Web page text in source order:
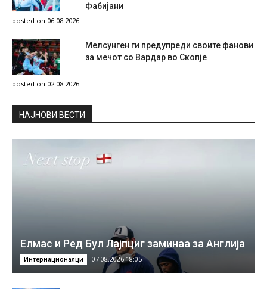
Фабијани
posted on 06.08.2026
Мелсунген ги предупреди своите фанови
за мечот со Вардар во Скопје
posted on 02.08.2026
НAЈНОВИ ВЕСТИ
Елмас и Ред Бул Лајпциг заминаа за Англија
Интернационалци 07.08.2026 18:05